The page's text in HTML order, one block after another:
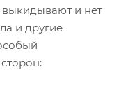
выкидывают и нет
и другие